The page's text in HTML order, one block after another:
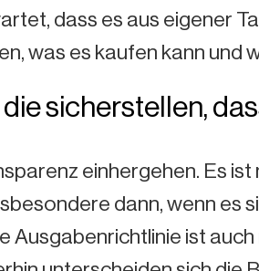
dass es aus eigener
was es kaufen kann und
sicherstellen,
einhergehen. Es ist
dann, wenn es
Ausgabenrichtlinie ist